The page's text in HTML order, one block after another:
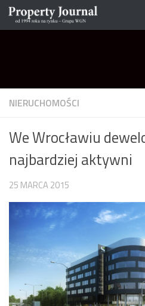
Skip to content
NIERUCHOMOŚCI
We Wrocławiu
najbardziej aktywni
25 MARCA 2015